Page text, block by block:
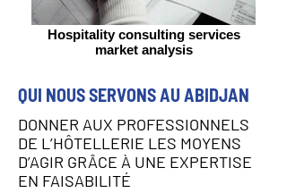
Hospitality consulting services
market analysis
QUI NOUS SERVONS AU ABIDJAN
DONNER AUX PROFESSIONNELS
DE L’HÔTELLERIE LES MOYENS
D’AGIR GRÂCE À UNE EXPERTISE
EN FAISABILITÉ